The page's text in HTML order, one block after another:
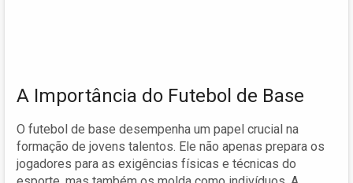
A Importância do Futebol de Base
O futebol de base desempenha um papel crucial na
formação de jovens talentos. Ele não apenas prepara os
jogadores para as exigências físicas e técnicas do